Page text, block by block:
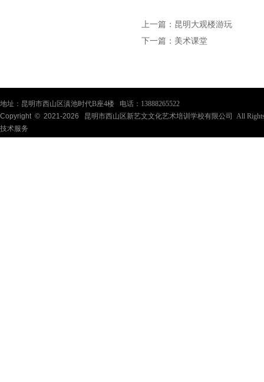
上一篇： 昆明大观楼游玩
下一篇： 美术课堂
地址：昆明市西山区滇池时代B座4楼 电话：13888265522
Copyright © 2021-2026
昆明市西山区新艺文文化艺术培训学校有限公司 All
技术服务